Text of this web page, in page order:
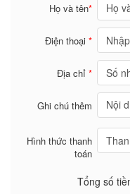
Họ và tên*
Điện thoại*
Địa chỉ*
Ghi chú thêm
Hình thức thanh
toán
Tổng số